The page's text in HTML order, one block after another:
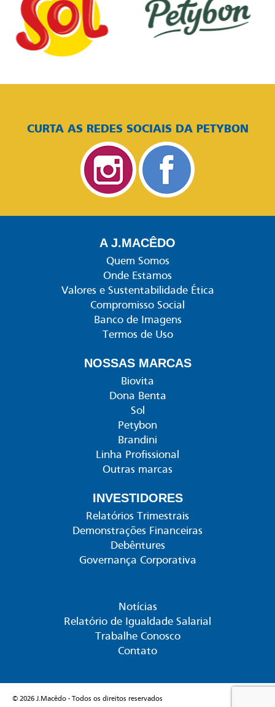
CURTA AS REDES SOCIAIS DA PETYBON
A J.MACÊDO
Quem Somos
Onde Estamos
Valores e Sustentabilidade Ética
Compromisso Social
Banco de Imagens
Termos de Uso
NOSSAS MARCAS
Biovita
Dona Benta
Sol
Petybon
Brandini
Linha Profissional
Outras marcas
INVESTIDORES
Relatórios Trimestrais
Demonstrações Financeiras
Debêntures
Governança Corporativa
Notícias
Relatório de Igualdade Salarial
Trabalhe Conosco
Contato
© 2026 J.Macêdo - Todos os direitos reservados